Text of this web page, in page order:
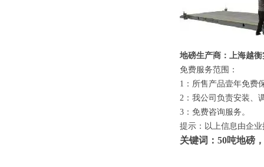
地磅生产商：上海越
免费服务范围：
1 ：所售产品壹年免费
2 ：我公司负责安装、
3 ：免费咨询服务。
提示：以上信息由企
关键词：50吨地磅